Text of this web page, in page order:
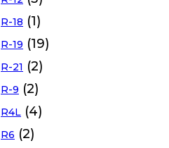
R-18 (1)
R-19 (19)
R-21 (2)
R-9 (2)
R4L (4)
R6 (2)